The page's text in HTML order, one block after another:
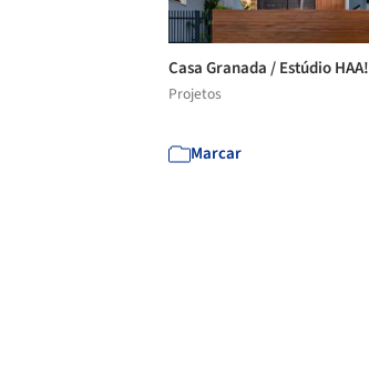
Casa Granada / Estúdio HAA!
Projetos
Marcar